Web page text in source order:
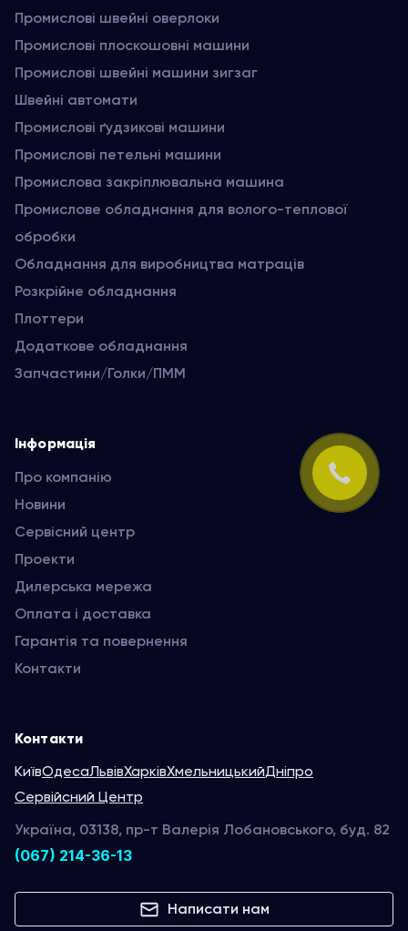
Промислові швейні оверлоки
Промислові плоскошовні машини
Промислові швейні машини зигзаг
Швейні автомати
Промислові ґудзикові машини
Промислові петельні машини
Промислова закріплювальна машина
Промислове обладнання для волого-теплової
обробки
Обладнання для виробництва матраців
Розкрійне обладнання
Плоттери
Додаткове обладнання
Запчастини/Голки/ПММ
Інформація
Про компанію
Новини
Сервісний центр
Проекти
Дилерська мережа
Оплата і доставка
Гарантія та повернення
Контакти
Контакти
КиївОдесаЛьвівХарківХмельницькийДніпро
Сервійсний Центр
Україна, 03138, пр-т Валерія Лобановського, буд. 82
(067) 214-36-13
Написати нам